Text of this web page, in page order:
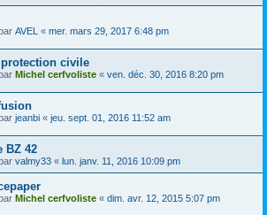
AVEL « mer. mars 29, 2017 6:48 pm
civile
Michel cerfvoliste « ven. déc. 30, 2016 8:20 pm
jeanbi « jeu. sept. 01, 2016 11:52 am
BZ 42
valmy33 « lun. janv. 11, 2016 10:09 pm
Michel cerfvoliste « dim. avr. 12, 2015 5:07 pm